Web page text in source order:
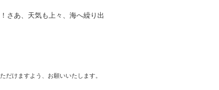
さあ、天気も上々、海へ繰り出
けますよう、お願いいたします。